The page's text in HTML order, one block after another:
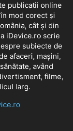
publicatii online
mod corect și
cât și din
iDevice.ro scrie
subiecte de
afaceri, mașini,
având
filme,
larg.